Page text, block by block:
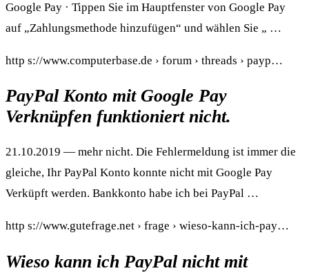
Google Pay · Tippen Sie im Hauptfenster von Google Pay
auf „Zahlungsmethode hinzufügen“ und wählen Sie „ …
http s://www.computerbase.de › forum › threads › payp…
PayPal Konto mit Google Pay
Verknüpfen funktioniert nicht.
21.10.2019 — mehr nicht. Die Fehlermeldung ist immer die
gleiche, Ihr PayPal Konto konnte nicht mit Google Pay
Verküpft werden. Bankkonto habe ich bei PayPal …
http s://www.gutefrage.net › frage › wieso-kann-ich-pay…
Wieso kann ich PayPal nicht mit